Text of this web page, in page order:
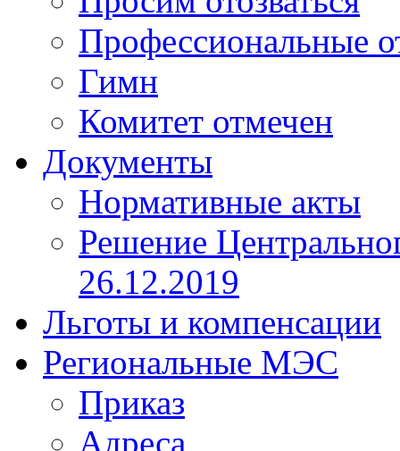
Профессиональные
Гимн
Комитет отмечен
Документы
Нормативные акты
Решение
26.12.2019
Льготы и компенсации
Региональные МЭС
Приказ
Адреса